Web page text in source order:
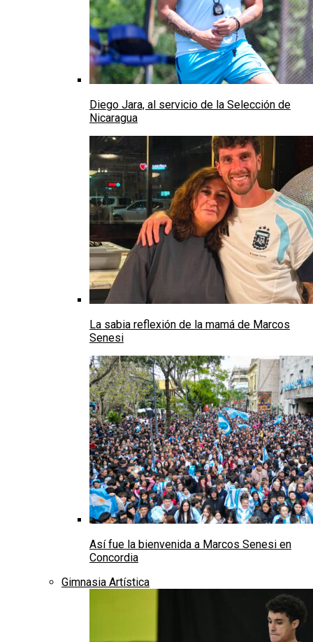
Diego Jara, al servicio de la Selección de
Nicaragua
La sabia reflexión de la mamá de Marcos
Senesi
Así fue la bienvenida a Marcos Senesi en
Concordia
Gimnasia Artística